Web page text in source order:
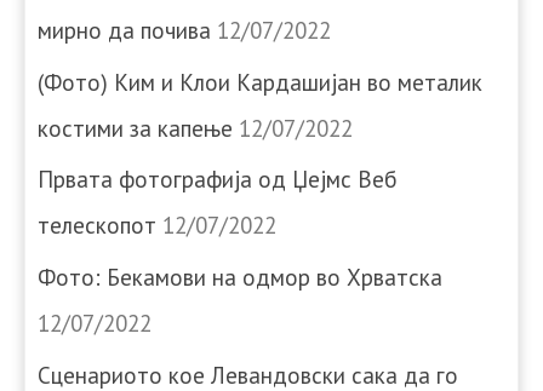
мирно да почива 12/07/2022
(Фото) Ким и Клои Кардашијан во металик
костими за капење 12/07/2022
Првата фотографија од Џејмс Веб
телескопот 12/07/2022
Фото: Бекамови на одмор во Хрватска
12/07/2022
Сценариото кое Левандовски сака да го